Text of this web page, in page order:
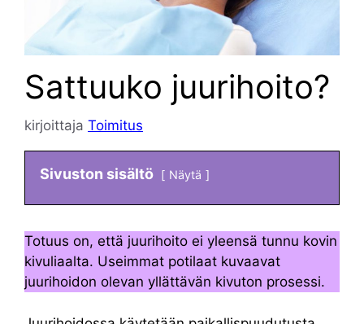
Sattuuko juurihoito?
kirjoittaja Toimitus
Sivuston sisältö Näytä
Totuus on, että juurihoito ei yleensä tunnu kovin
kivuliaalta. Useimmat potilaat kuvaavat
juurihoidon olevan yllättävän kivuton prosessi.